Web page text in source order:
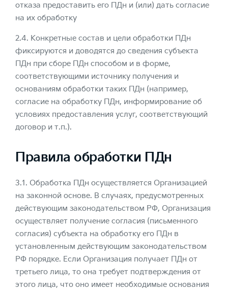
отказа предоставить его ПДн и (или) дать согласие
на их обработку
2.4. Конкретные состав и цели обработки ПДн
фиксируются и доводятся до сведения субъекта
ПДн при сборе ПДн способом и в форме,
соответствующими источнику получения и
основаниям обработки таких ПДн (например,
согласие на обработку ПДн, информирование об
условиях предоставления услуг, соответствующий
договор и т.п.).
Правила обработки ПДн
3.1. Обработка ПДн осуществляется Организацией
на законной основе. В случаях, предусмотренных
действующим законодательством РФ, Организация
осуществляет получение согласия (письменного
согласия) субъекта на обработку его ПДн в
установленным действующим законодательством
РФ порядке. Если Организация получает ПДн от
третьего лица, то она требует подтверждения от
этого лица, что оно имеет необходимые основания